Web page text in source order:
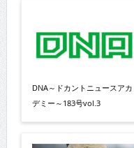
DNA～ドカントニュースアカ
デミー～183号vol.3